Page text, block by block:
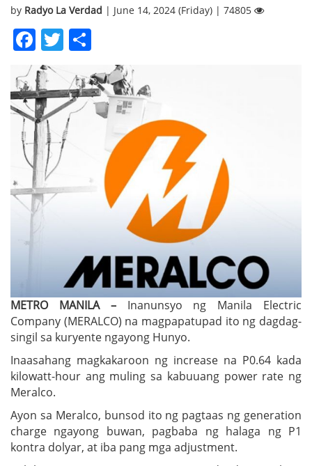
by Radyo La Verdad | June 14, 2024 (Friday) | 74805
Facebook
Twitter
METRO MANILA –Inanunsyo ng Manila Electric
Company (MERALCO) na magpapatupad ito ng dagdag-
singil sa kuryente ngayong Hunyo.
Inaasahang magkakaroon ng increase na P0.64 kada
kilowatt-hour ang muling sa kabuuang power rate ng
Meralco.
Ayon sa Meralco, bunsod ito ng pagtaas ng generation
charge ngayong buwan, pagbaba ng halaga ng P1
kontra dolyar, at iba pang mga adjustment.